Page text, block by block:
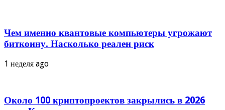
Чем именно квантовые компьютеры угрожают
биткоину. Насколько реален риск
1 неделя ago
Около 100 криптопроектов закрылись в 2026